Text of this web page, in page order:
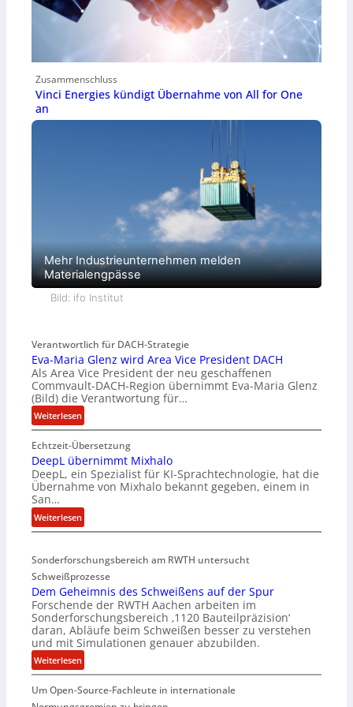
Zusammenschluss
Vinci Energies kündigt Übernahme von All for One
an
Mehr Industrieunternehmen melden
Materialengpässe
Bild: ifo Institut
Verantwortlich für DACH-Strategie
Eva-Maria Glenz wird Area Vice President DACH
Als Area Vice President der neu geschaffenen
Commvault-DACH-Region übernimmt Eva-Maria Glenz
(Bild) die Verantwortung für…
Weiterlesen:
E
v
a
-
M
a
r
i
G
l
e
n
z
w
i
r
d
Echtzeit-Übersetzung
DeepL übernimmt Mixhalo
DeepL, ein Spezialist für KI-Sprachtechnologie, hat die
Übernahme von Mixhalo bekannt gegeben, einem in
San…
Weiterlesen:
D
e
p
L
ü
b
e
r
n
m
Sonderforschungsbereich am RWTH untersucht
Schweißprozesse
Dem Geheimnis des Schweißens auf der Spur
Forschende der RWTH Aachen arbeiten im
Sonderforschungsbereich ‚1120 Bauteilpräzision‘
daran, Abläufe beim Schweißen besser zu verstehen
und mit Simulationen genauer abzubilden.
Weiterlesen:
D
e
m
Um Open-Source-Fachleute in internationale